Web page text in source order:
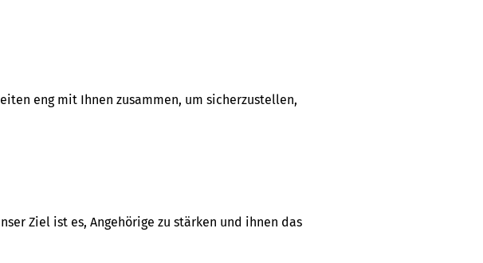
eng mit Ihnen zusammen, um sicherzustellen,
Ziel ist es, Angehörige zu stärken und ihnen das